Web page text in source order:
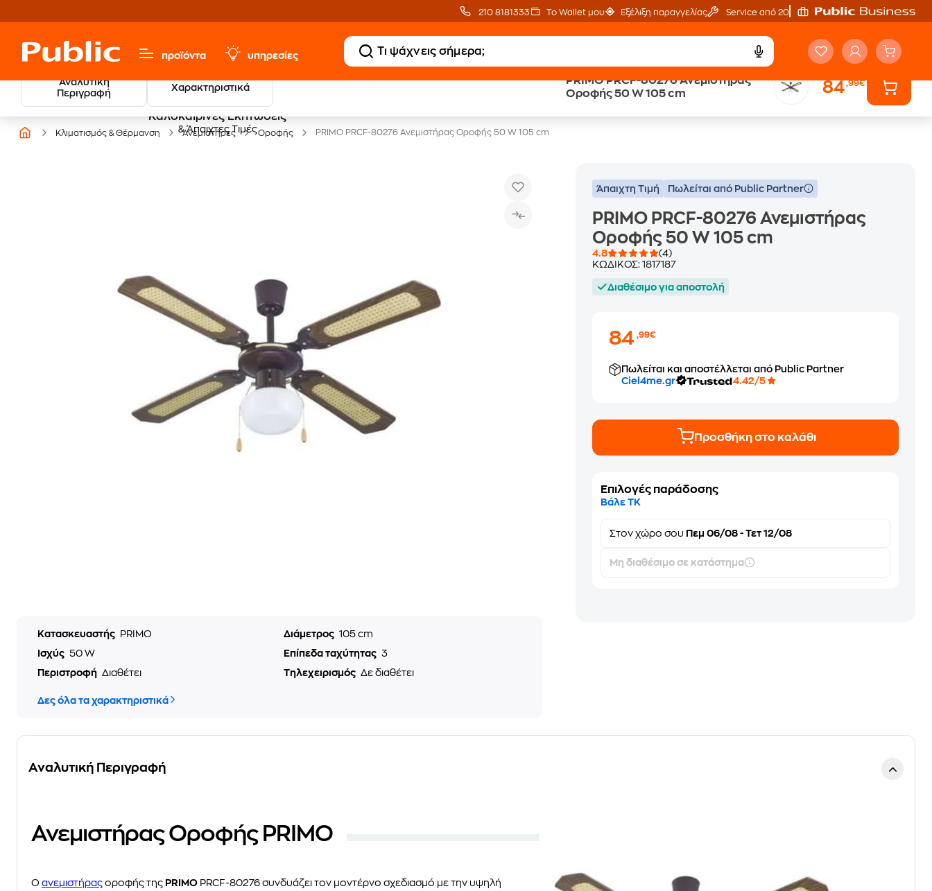
210 8181333 Το Wallet μου Εξέλιξη παραγγελίας Service από 20'
προϊόντα υπηρεσίες
Αναλυτική
Περιγραφή
Χαρακτηριστικά
PRIMO PRCF-80276 Ανεμιστήρας
Οροφής 50 W 105 cm
84,99€
Καλοκαιρινές Εκπτώσεις
& Άπαιχτες Τιμές
20 € Public επιστροφή
Κλιματισμός & Θέρμανση Ανεμιστήρες Οροφής PRIMO PRCF-80276 Ανεμιστήρας Οροφής 50 W 105 cm
Κατασκευαστής PRIMO Διάμετρος 105 cm
Ισχύς 50 W Επίπεδα ταχύτητας 3
Περιστροφή Διαθέτει Τηλεχειρισμός Δε διαθέτει
Δες όλα τα χαρακτηριστικά
Άπαιχτη Τιμή Πωλείται από Public Partner
PRIMO PRCF-80276 Ανεμιστήρας
Οροφής 50 W 105 cm
4.8
(4)
ΚΩΔΙΚΟΣ:1817187
Διαθέσιμο για αποστολή
84,99€
Πωλείται και αποστέλλεται από Public Partner
Ciel4me.gr
4.42/5
Προσθήκη στο καλάθι
Επιλογές παράδοσης
Βάλε ΤΚ
Στονχώρο σου Πεμ 06/08 - Τετ 12/08
Μη διαθέσιμο σε κατάστημα
Αναλυτική Περιγραφή
Ανεμιστήρας Οροφής PRIMO
Ο ανεμιστήρας oροφής της PRIMO PRCF-80276 συνδυάζει τον μοντέρνο σχεδιασμό με την υψηλή